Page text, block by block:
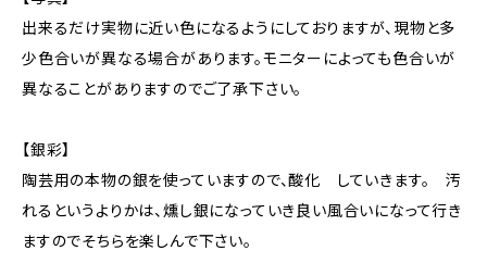
出来るだけ実物に近い色になるようにしておりますが、現物と多
少色合いが異なる場合があります。モニターによっても色合いが
異なることがありますのでご了承下さい。
【銀彩】
陶芸用の本物の銀を使っていますので、酸化 していきます。 汚
れるというよりかは、燻し銀になっていき良い風合いになって行き
ますのでそちらを楽しんで下さい。